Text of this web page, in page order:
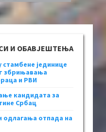
И ОБАВЈЕШТЕЊА
стамбене јединице
збрињавања
и РВИ
кандидата за
Србац
одлагања отпада на